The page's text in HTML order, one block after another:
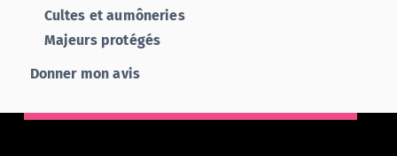
Cultes et aumôneries
Majeurs protégés
Donner mon avis